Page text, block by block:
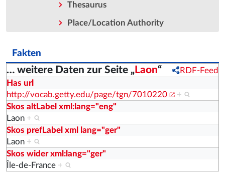
Thesaurus
Place/Location Authority
Fakten
… weitere Daten zur Seite „Laon“
RDF-Feed
Has url
http://vocab.getty.edu/page/tgn/7010220
+
Skos altLabel xml:lang="eng"
Laon +
Skos prefLabel xml lang="ger"
Laon +
Skos wider xml:lang="ger"
Île-de-France +